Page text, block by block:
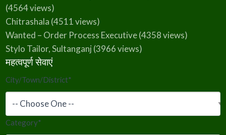
(4564 views)
Chitrashala (4511 views)
Wanted – Order Process Executive(4358 views)
Stylo Tailor, Sultanganj (3966 views)
महत्वपूर्ण सेवाएं
City/Town/District*
Category*